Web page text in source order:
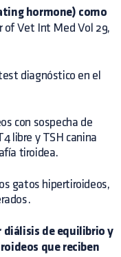
hormone) como
of Vet Int Med Vol 29,
diagnóstico en el
con sospecha de
libre y TSH canina
tiroidea.
gatos hipertiroideos,
diálisis de equilibrio y
que reciben